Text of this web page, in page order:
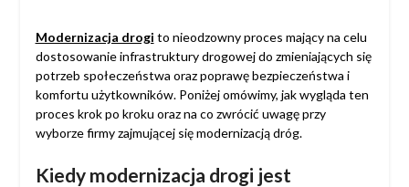
Modernizacja drogi to nieodzowny proces mający na celu
dostosowanie infrastruktury drogowej do zmieniających się
potrzeb społeczeństwa oraz poprawę bezpieczeństwa i
komfortu użytkowników. Poniżej omówimy, jak wygląda ten
proces krok po kroku oraz na co zwrócić uwagę przy
wyborze firmy zajmującej się modernizacją dróg.
Kiedy modernizacja drogi jest